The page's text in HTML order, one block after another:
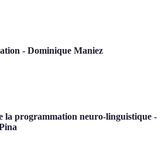
- Dominique Maniez
la programmation neuro-linguistique -